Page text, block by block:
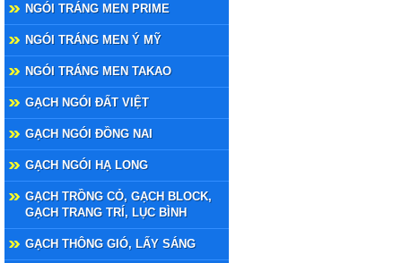
NGÓI TRÁNG MEN PRIME
NGÓI TRÁNG MEN Ý MỸ
NGÓI TRÁNG MEN TAKAO
GẠCH NGÓI ĐẤT VIỆT
GẠCH NGÓI ĐỒNG NAI
GẠCH NGÓI HẠ LONG
GẠCH TRỒNG CỎ, GẠCH BLOCK,
GẠCH TRANG TRÍ, LỤC BÌNH
GẠCH THÔNG GIÓ, LẤY SÁNG